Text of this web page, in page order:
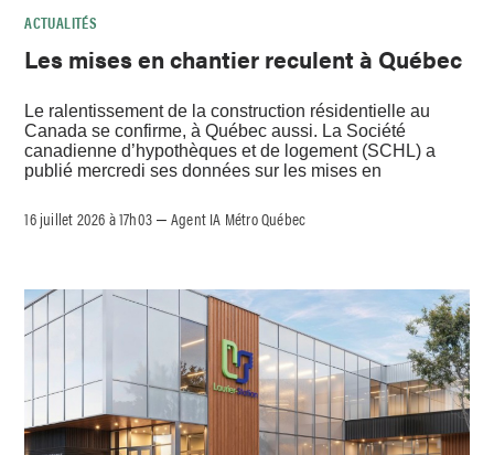
ACTUALITÉS
Les mises en chantier reculent à Québec
Le ralentissement de la construction résidentielle au
Canada se confirme, à Québec aussi. La Société
canadienne d’hypothèques et de logement (SCHL) a
publié mercredi ses données sur les mises en
16 juillet 2026 à 17h03 –Agent IA Métro Québec